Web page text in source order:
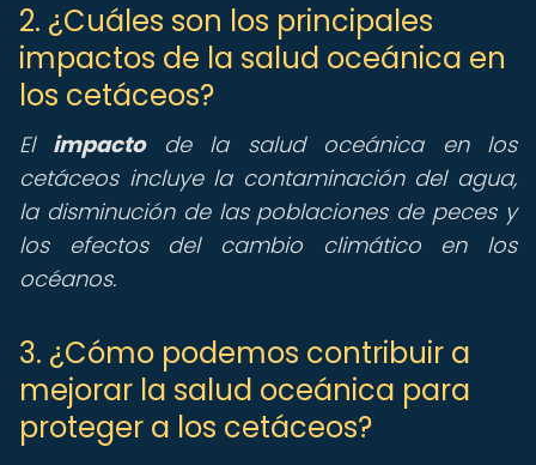
2. ¿Cuáles son los principales
impactos de la salud oceánica en
los cetáceos?
El impactode la salud oceánica en los
cetáceos incluye la contaminación del agua,
la disminución de las poblaciones de peces y
los efectos del cambio climático en los
océanos.
3. ¿Cómo podemos contribuir a
mejorar la salud oceánica para
proteger a los cetáceos?